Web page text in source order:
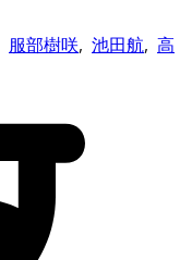
服部樹咲, 池田航, 高